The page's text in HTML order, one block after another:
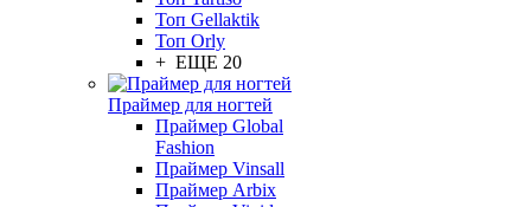
Топ Gellaktik
Топ Orly
+ ЕЩЕ 20
Праймер для ногтей
Праймер Global
Fashion
Праймер Vinsall
Праймер Arbix